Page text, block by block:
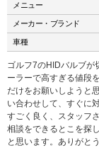
メニュー
メーカー・ブランド
車種
ゴルフ7のHIDバルブが
ーラーで高すぎる値段
だけをお願いしようと
い合わせして、すぐに
すごく良く、スタッフ
相談をできるとこを探
と思います。ありがと